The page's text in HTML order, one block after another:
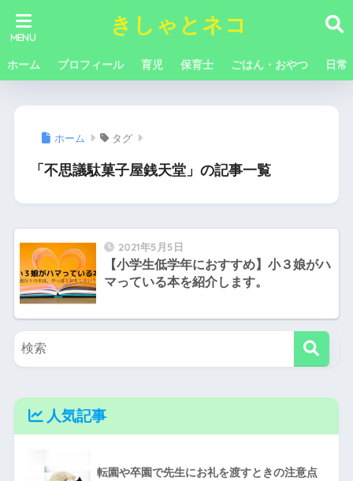
きしゃとネコ
ホーム プロフィール 育児 保育士 ごはん・おやつ 日常
ホーム タグ
「不思議駄菓子屋銭天堂」の記事一覧
2021年5月5日
【小学生低学年におすすめ】小３娘がハ
マっている本を紹介します。
人気記事
転園や卒園で先生にお礼を渡すときの注意点